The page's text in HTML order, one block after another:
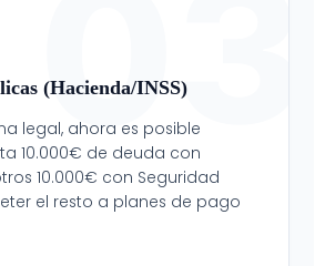
03
(Hacienda/INSS)
legal, ahora es posible
10.000€ de deuda con
10.000€ con Seguridad
el resto a planes de pago